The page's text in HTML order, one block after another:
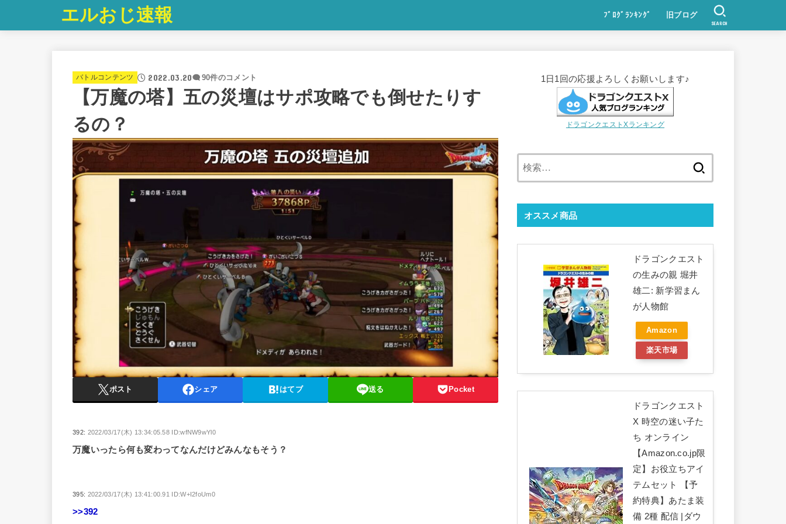
エルおじ速報 ﾌﾞﾛｸﾞﾗﾝｷﾝｸﾞ 旧ブログ
SEARCH
バトルコンテンツ 2022.03.20 90件のコメント
【万魔の塔】五の災壇はサポ攻略でも倒せたりす
るの？
ポスト シェア はてブ 送る Pocket
392: 2022/03/17(木) 13:34:05.58 ID:wfNW9wYl0
万魔いったら何も変わってなんだけどみんなもそう？
395: 2022/03/17(木) 13:41:00.91 ID:W+I2foUm0
>>392
1日1回の応援よろしくお願いします♪
ドラゴンクエストXランキング
オススメ商品
ドラゴンクエスト
の生みの親 堀井
雄二: 新学習まん
が人物館
Amazon
楽天市場
ドラゴンクエスト
X 時空の迷い子た
ち オンライン
【Amazon.co.jp限
定】お役立ちアイ
テムセット 【予
約特典】あたま装
備 2種 配信 |ダウ